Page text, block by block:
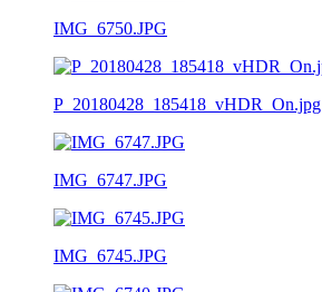
IMG_6750.JPG
P_20180428_185418_vHDR_On.jpg
IMG_6747.JPG
IMG_6745.JPG